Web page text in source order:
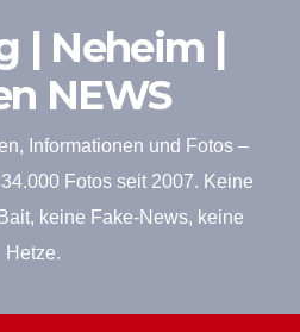
| Neheim |
NEWS
Informationen und Fotos –
Fotos seit 2007. Keine
keine Fake-News, keine
Hetze.